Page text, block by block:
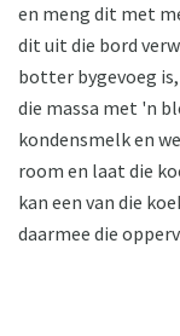
en meng dit met
dit uit die bord
botter bygevoeg
die massa met 'n
kondensmelk en
room en laat die
kan een van die
daarmee die